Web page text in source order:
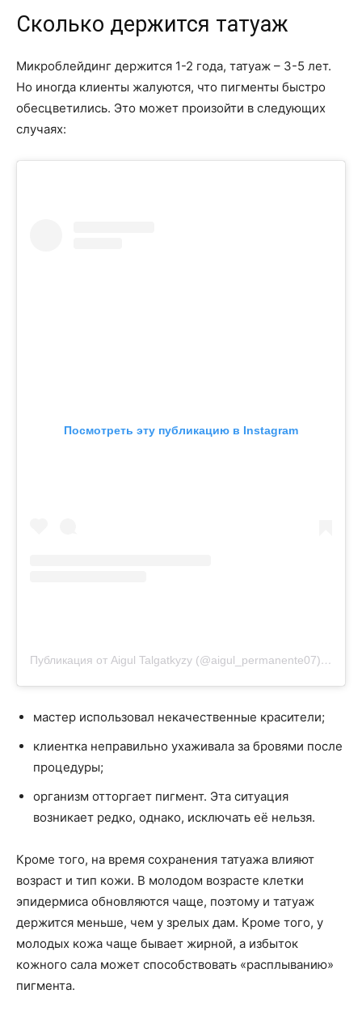
Сколько держится татуаж
Микроблейдинг держится 1-2 года, татуаж – 3-5 лет.
Но иногда клиенты жалуются, что пигменты быстро
обесцветились. Это может произойти в следующих
случаях:
Посмотреть эту публикацию в Instagram
Публикация от Aigul Talgatkyzy (@aigul_permanente07)2 Мар
мастер использовал некачественные красители;
клиентка неправильно ухаживала за бровями после
процедуры;
организм отторгает пигмент. Эта ситуация
возникает редко, однако, исключать её нельзя.
Кроме того, на время сохранения татуажа влияют
возраст и тип кожи. В молодом возрасте клетки
эпидермиса обновляются чаще, поэтому и татуаж
держится меньше, чем у зрелых дам. Кроме того, у
молодых кожа чаще бывает жирной, а избыток
кожного сала может способствовать «расплыванию»
пигмента.